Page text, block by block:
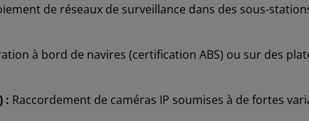
de réseaux de surveillance dans des sous-
à bord de navires (certification ABS) ou sur des
: Raccordement de caméras IP soumises à de fortes